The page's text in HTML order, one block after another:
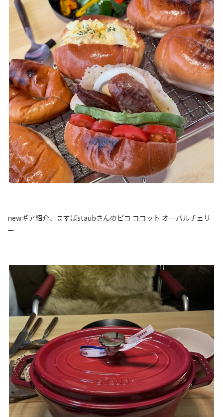
newギア紹介、ますばstaubさんのピコ ココット オーバルチェリ
ー